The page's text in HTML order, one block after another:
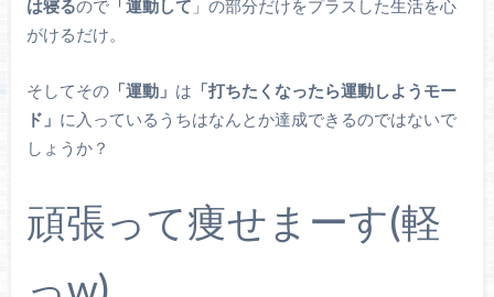
は寝るので「運動して 」の部分だけをプラスした生活を心
がけるだけ。
そしてその「運動」 は 「打ちたくなったら運動しようモー
ド」 に入っているうちはなんとか達成できるのではないで
しょうか？
頑張って痩せまーす(軽